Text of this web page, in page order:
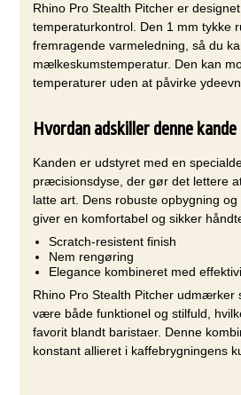
Rhino Pro Stealth Pitcher er
temperaturkontrol. Den 1 mm tykke
fremragende varmeledning, så du
mælkeskumstemperatur. Den kan
temperaturer uden at påvirke
Hvordan adskiller denne
Kanden er udstyret med en
præcisionsdyse, der gør det lettere
latte art. Dens robuste opbygning
giver en komfortabel og sikker
Scratch-resistent finish
Nem rengøring
Elegance kombineret med
Rhino Pro Stealth Pitcher udmærker
være både funktionel og stilfuld,
favorit blandt baristaer. Denne
konstant allieret i kaffebrygningens